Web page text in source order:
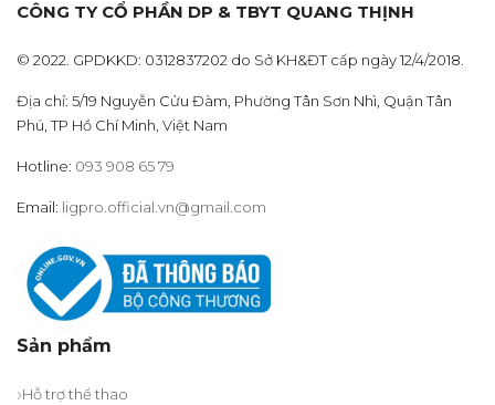
CÔNG TY CỔ PHẦN DP & TBYT QUANG THỊNH
© 2022. GPDKKD: 0312837202 do Sở KH&ĐT cấp ngày 12/4/2018.
Địa chỉ: 5/19 Nguyễn Cửu Đàm, Phường Tân Sơn Nhì, Quận Tân
Phú, TP Hồ Chí Minh, Việt Nam
Hotline: 093 908 65 79
Email: ligpro.official.vn@gmail.com
Sản phẩm
Hỗ trợ thể thao